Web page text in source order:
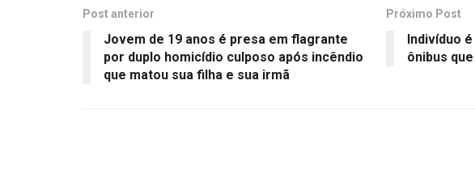
Post anterior
Jovem de 19 anos é presa em flagrante
por duplo homicídio culposo após incêndio
que matou sua filha e sua irmã
Próximo Post
Indivíduo
ônibus